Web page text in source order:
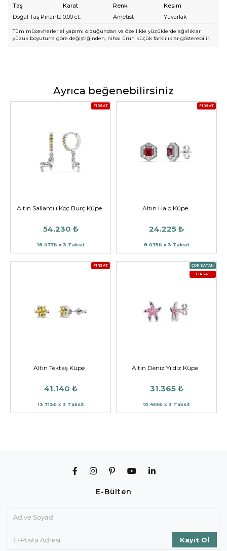
Taş Karat Renk
Kesim
Doğal Taş Pırlanta 0,00 ct. Ametist Yuvarlak
Tüm mücevherler el yapımı olduğundan ve özellikle yüzüklerde ağırlıklar
yüzük boyutuna göre değiştiğinden, nihai ürün küçük farklılıklar gösterebilir.
Ayrıca beğenebilirsiniz
FIRSAT
Altın Sallantılı Koç Burç Küpe
54.230 ₺
18.077₺ x 3 Taksit
FIRSAT
Altın Halo Küpe
24.225 ₺
8.075₺ x 3 Taksit
FIRSAT
Altın Tektaş Küpe
41.140 ₺
13.713₺ x 3 Taksit
ÇOK SATAN
FIRSAT
Altın Deniz Yıldız Küpe
31.365 ₺
10.455₺ x 3 Taksit
E-Bülten